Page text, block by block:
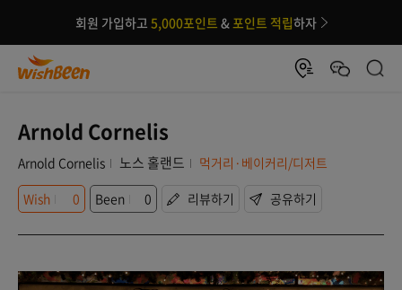
회원 가입하고 5,000포인트 &포인트 적립하자
Arnold Cornelis
Arnold Cornelis 노스 홀랜드
먹거리·베이커리/디저트
Wish
0 Been 0 리뷰하기 공유하기